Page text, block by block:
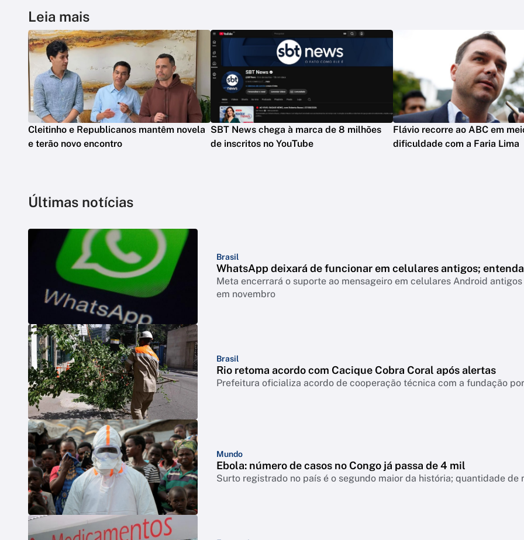
Leia mais
Cleitinho e Republicanos mantêm novela
e terão novo encontro
SBT News chega à marca de 8 milhões
de inscritos no YouTube
Flávio recorre ao ABC em
dificuldade com a Faria Lima
Últimas notícias
Brasil
WhatsApp deixará de funcionar em celulares antigos; entenda
Meta encerrará o suporte ao mensageiro em celulares Android
em novembro
Brasil
Rio retoma acordo com Cacique Cobra Coral após alertas
Prefeitura oficializa acordo de cooperação técnica com a fundação
Mundo
Ebola: número de casos no Congo já passa de 4 mil
Surto registrado no país é o segundo maior da história; quantidade de